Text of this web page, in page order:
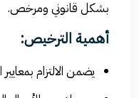
بشكل قانوني ومرخص.
أهمية الترخيص:
يضمن الالتزام